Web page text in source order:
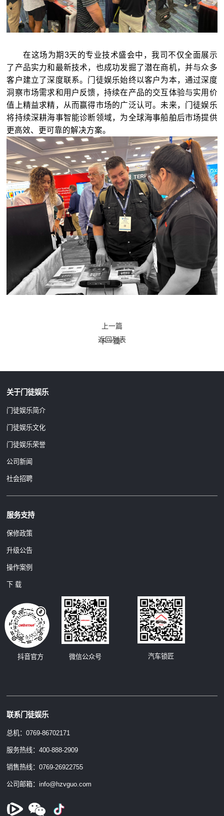
在这场为期3天的专业技术盛会中，我司不仅全面展示
了产品实力和最新技术，也成功发掘了潜在商机，并与众多
客户建立了深度联系。门徒娱乐始终以客户为本，通过深度
洞察市场需求和用户反馈，持续在产品的交互体验与实用价
值上精益求精，从而赢得市场的广泛认可。未来，门徒娱乐
将持续深耕海事智能诊断领域，为全球海事船舶后市场提供
更高效、更可靠的解决方案。
上一篇
下一篇
返回列表
关于门徒娱乐
门徒娱乐简介
门徒娱乐文化
门徒娱乐荣誉
公司新闻
社会招聘
服务支持
保修政策
升级公告
操作案例
下 载
微信公众号
抖音官方 汽车锁匠
联系门徒娱乐
总机：0769-86702171
服务热线：400-888-2909
销售热线：0769-26922755
公司邮箱：info@hzvguo.com